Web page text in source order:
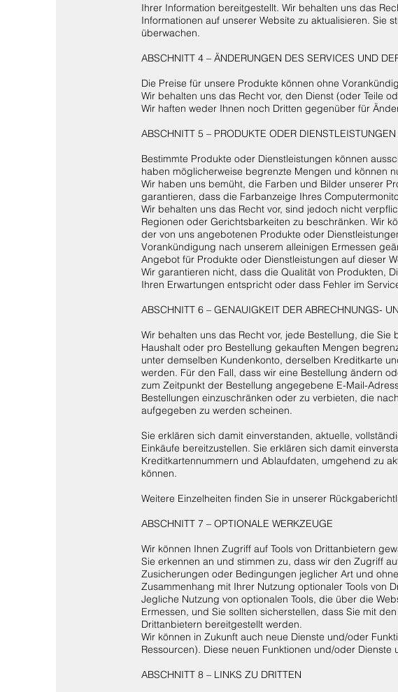
Ihrer Information bereitgestellt. Wir behalten uns das
Informationen auf unserer Website zu aktualisieren. Sie
überwachen.
ABSCHNITT 4 – ÄNDERUNGEN DES SERVICES UND
Die Preise für unsere Produkte können ohne
Wir behalten uns das Recht vor, den Dienst (oder Teile
Wir haften weder Ihnen noch Dritten gegenüber für
ABSCHNITT 5 – PRODUKTE ODER
Bestimmte Produkte oder Dienstleistungen können
haben möglicherweise begrenzte Mengen und können
Wir haben uns bemüht, die Farben und Bilder unserer
garantieren, dass die Farbanzeige Ihres
Wir behalten uns das Recht vor, sind jedoch nicht
Regionen oder Gerichtsbarkeiten zu beschränken. Wir
der von uns angebotenen Produkte oder
Vorankündigung nach unserem alleinigen Ermessen
Angebot für Produkte oder Dienstleistungen auf dieser
Wir garantieren nicht, dass die Qualität von Produkten,
Ihren Erwartungen entspricht oder dass Fehler im
ABSCHNITT 6 – GENAUIGKEIT DER ABRECHNUNGS-
Wir behalten uns das Recht vor, jede Bestellung, die
Haushalt oder pro Bestellung gekauften Mengen
unter demselben Kundenkonto, derselben Kreditkarte
werden. Für den Fall, dass wir eine Bestellung ändern
zum Zeitpunkt der Bestellung angegebene E-Mail-
Bestellungen einzuschränken oder zu verbieten, die
aufgegeben zu werden scheinen.
Sie erklären sich damit einverstanden, aktuelle,
Einkäufe bereitzustellen. Sie erklären sich damit
Kreditkartennummern und Ablaufdaten, umgehend zu
können.
Weitere Einzelheiten finden Sie in unserer
ABSCHNITT 7 – OPTIONALE WERKZEUGE
Wir können Ihnen Zugriff auf Tools von Drittanbietern
Sie erkennen an und stimmen zu, dass wir den Zugriff
Zusicherungen oder Bedingungen jeglicher Art und
Zusammenhang mit Ihrer Nutzung optionaler Tools von
Jegliche Nutzung von optionalen Tools, die über die
Ermessen, und Sie sollten sicherstellen, dass Sie mit
Drittanbietern bereitgestellt werden.
Wir können in Zukunft auch neue Dienste und/oder
Ressourcen). Diese neuen Funktionen und/oder
ABSCHNITT 8 – LINKS ZU DRITTEN